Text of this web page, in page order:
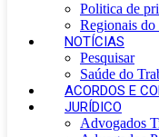
Politica de
Regionais
NOTÍCIAS
Pesquisar
Saúde do
ACORDOS E
JURÍDICO
Advogados